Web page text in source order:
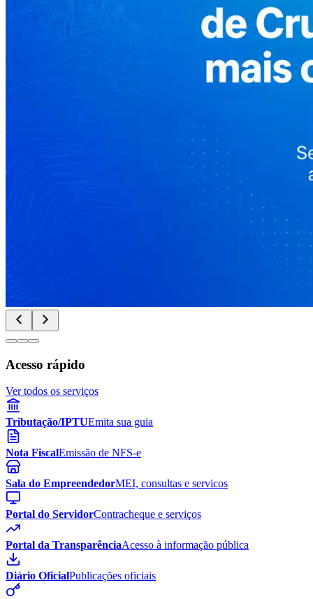
Acesso rápido
Ver todos os serviços
Tributação/IPTUEmita sua guia
Nota FiscalEmissão de NFS-e
Sala do EmpreendedorMEI, consultas e servicos
Portal do ServidorContracheque e serviços
Portal da TransparênciaAcesso à informação pública
Diário OficialPublicações oficiais